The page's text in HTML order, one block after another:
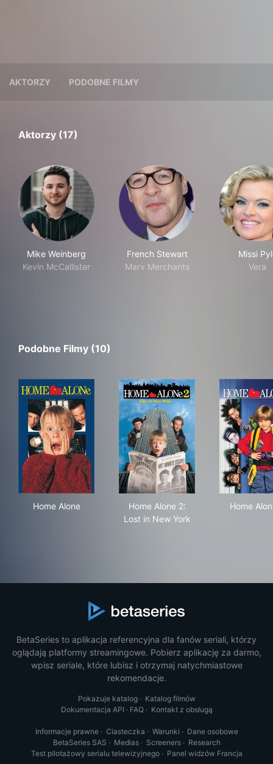
AKTORZY PODOBNE FILMY
Aktorzy (17)
Mike Weinberg
Kevin McCallister
French Stewart
Marv Merchants
Missi
Vera
Podobne Filmy (10)
Home Alone
Home Alone 2:
Lost in New York
Home
BetaSeries to aplikacja referencyjna dla fanów seriali, którzy
oglądają platformy streamingowe. Pobierz aplikację za darmo,
wpisz seriale, które lubisz i otrzymaj natychmiastowe
rekomendacje.
Pokazuje katalog· Katalog filmów
Dokumentacja API · FAQ· Kontakt z obsługą
Informacje prawne· Ciasteczka · Warunki · Dane osobowe
BetaSeries SAS · Medias· Screeners· Research
Test pilotażowy serialu telewizyjnego· Panel widzów Francja